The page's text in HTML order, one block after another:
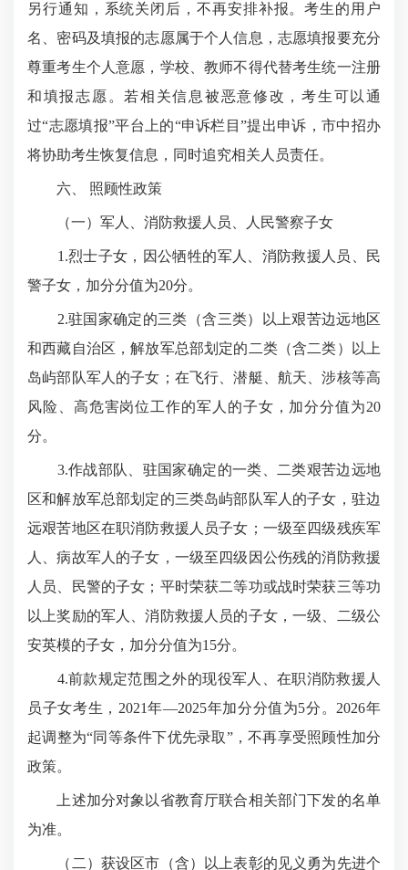
另行通知，系统关闭后，不再安排补报。考生的用户
名、密码及填报的志愿属于个人信息，志愿填报要充分
尊重考生个人意愿，学校、教师不得代替考生统一注册
和填报志愿。若相关信息被恶意修改，考生可以通
过“志愿填报”平台上的“申诉栏目”提出申诉，市中招办
将协助考生恢复信息，同时追究相关人员责任。
六、 照顾性政策
（一）军人、消防救援人员、人民警察子女
1.烈士子女，因公牺牲的军人、消防救援人员、民
警子女，加分分值为20分。
2.驻国家确定的三类（含三类）以上艰苦边远地区
和西藏自治区，解放军总部划定的二类（含二类）以上
岛屿部队军人的子女；在飞行、潜艇、航天、涉核等高
风险、高危害岗位工作的军人的子女，加分分值为20
分。
3.作战部队、驻国家确定的一类、二类艰苦边远地
区和解放军总部划定的三类岛屿部队军人的子女，驻边
远艰苦地区在职消防救援人员子女；一级至四级残疾军
人、病故军人的子女，一级至四级因公伤残的消防救援
人员、民警的子女；平时荣获二等功或战时荣获三等功
以上奖励的军人、消防救援人员的子女，一级、二级公
安英模的子女，加分分值为15分。
4.前款规定范围之外的现役军人、在职消防救援人
员子女考生，2021年—2025年加分分值为5分。2026年
起调整为“同等条件下优先录取”，不再享受照顾性加分
政策。
上述加分对象以省教育厅联合相关部门下发的名单
为准。
（二）获设区市（含）以上表彰的见义勇为先进个